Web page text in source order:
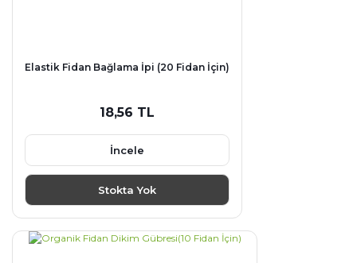
Elastik Fidan Bağlama İpi (20 Fidan İçin)
18,56 TL
İncele
Stokta Yok